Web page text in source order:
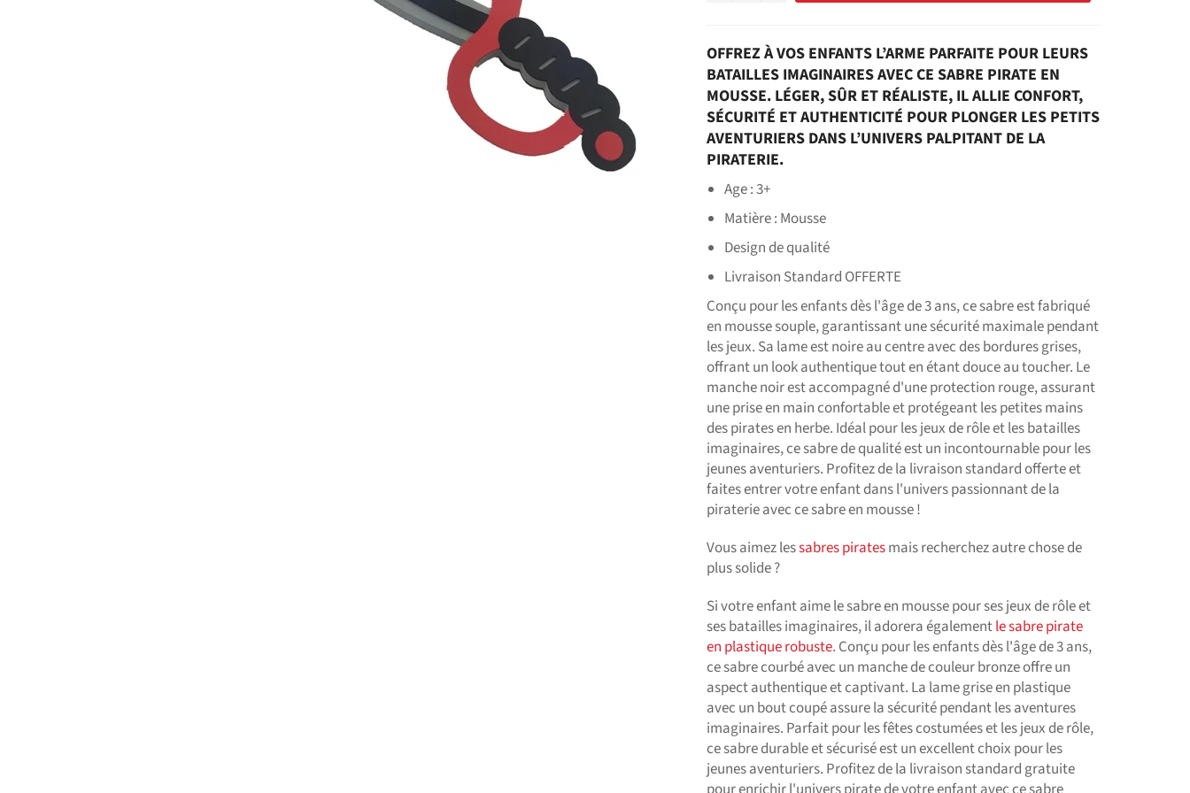
OFFREZ À VOS ENFANTS L’ARME PARFAITE POUR LEURS
BATAILLES IMAGINAIRES AVEC CE SABRE PIRATE EN
MOUSSE. LÉGER, SÛR ET RÉALISTE, IL ALLIE CONFORT,
SÉCURITÉ ET AUTHENTICITÉ POUR PLONGER LES PETITS
AVENTURIERS DANS L’UNIVERS PALPITANT DE LA
PIRATERIE.
Age : 3+
Matière : Mousse
Design de qualité
Livraison Standard OFFERTE
Conçu pour les enfants dès l'âge de 3 ans, ce sabre est fabriqué
en mousse souple, garantissant une sécurité maximale pendant
les jeux. Sa lame est noire au centre avec des bordures grises,
offrant un look authentique tout en étant douce au toucher. Le
manche noir est accompagné d'une protection rouge, assurant
une prise en main confortable et protégeant les petites mains
des pirates en herbe. Idéal pour les jeux de rôle et les batailles
imaginaires, ce sabre de qualité est un incontournable pour les
jeunes aventuriers. Profitez de la livraison standard offerte et
faites entrer votre enfant dans l'univers passionnant de la
piraterie avec ce sabre en mousse !
Vous aimez lessabres piratesmais recherchez autre chose de
plus solide ?
Si votre enfant aime le sabre en mousse pour ses jeux de rôle et
ses batailles imaginaires, il adorera égalementle sabre pirate
en plastique robuste. Conçu pour les enfants dès l'âge de 3 ans,
ce sabre courbé avec un manche de couleur bronze offre un
aspect authentique et captivant. La lame grise en plastique
avec un bout coupé assure la sécurité pendant les aventures
imaginaires. Parfait pour les fêtes costumées et les jeux de rôle,
ce sabre durable et sécurisé est un excellent choix pour les
jeunes aventuriers. Profitez de la livraison standard gratuite